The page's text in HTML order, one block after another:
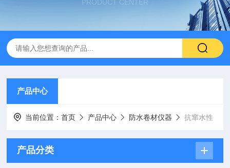
PRODUCT CENTER
产品中心
当前位置：首页 产品中心 防水卷材仪器 抗窜水性
产品分类